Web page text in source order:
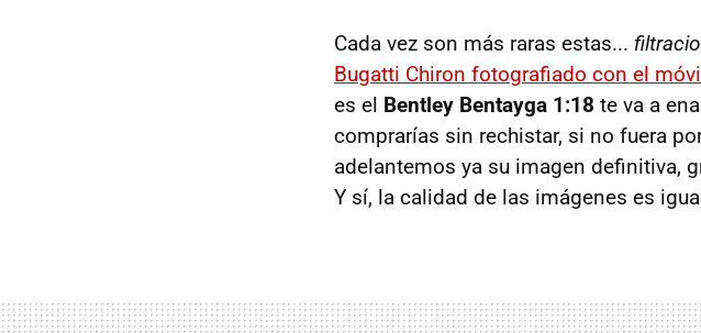
Cada vez son más raras estas...
Bugatti Chiron fotografiado con el
es el Bentley Bentayga 1:18 te va a
comprarías sin rechistar, si no fuera
adelantemos ya su imagen definitiva,
Y sí, la calidad de las imágenes es